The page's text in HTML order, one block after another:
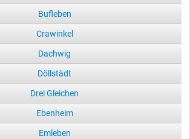
Bufleben
Crawinkel
Dachwig
Döllstädt
Drei Gleichen
Ebenheim
Emleben